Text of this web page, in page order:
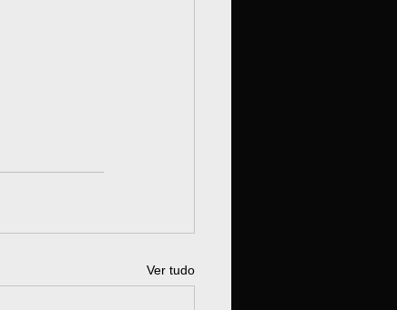
Ver tudo